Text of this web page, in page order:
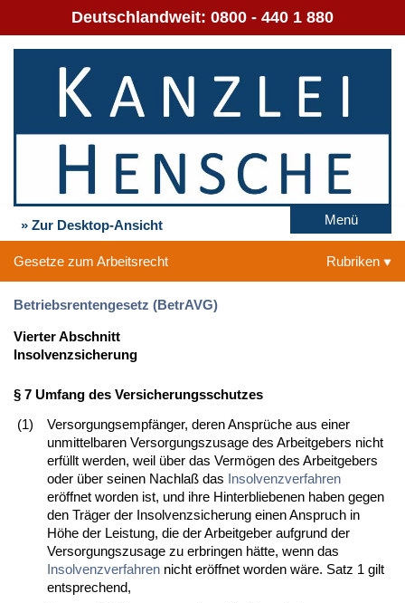
Deutschlandweit: 0800 - 440 1 880
» Zur Desktop-Ansicht Menü
Gesetze zum Arbeitsrecht Rubriken
Betriebsrentengesetz (BetrAVG)
Vierter Abschnitt
Insolvenzsicherung
§ 7 Umfang des Versicherungsschutzes
(1)
Versorgungsempfänger, deren Ansprüche aus einer
unmittelbaren Versorgungszusage des Arbeitgebers nicht
erfüllt werden, weil über das Vermögen des Arbeitgebers
oder über seinen Nachlaß das Insolvenzverfahren
eröffnet worden ist, und ihre Hinterbliebenen haben gegen
den Träger der Insolvenzsicherung einen Anspruch in
Höhe der Leistung, die der Arbeitgeber aufgrund der
Versorgungszusage zu erbringen hätte, wenn das
Insolvenzverfahren nicht eröffnet worden wäre. Satz 1 gilt
entsprechend,